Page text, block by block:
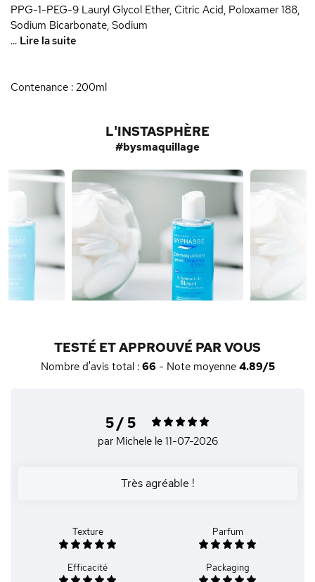
PPG-1-PEG-9 Lauryl Glycol Ether, Citric Acid, Poloxamer 188,
Sodium Bicarbonate, Sodium
... Lire la suite
Contenance : 200ml
L'INSTASPHÈRE
#bysmaquillage
TESTÉ ET APPROUVÉ PAR VOUS
Nombre d'avis total : 66- Note moyenne 4.89/5
5 / 5
par Michele le 11-07-2026
Très agréable !
Texture Parfum
Efficacité Packaging